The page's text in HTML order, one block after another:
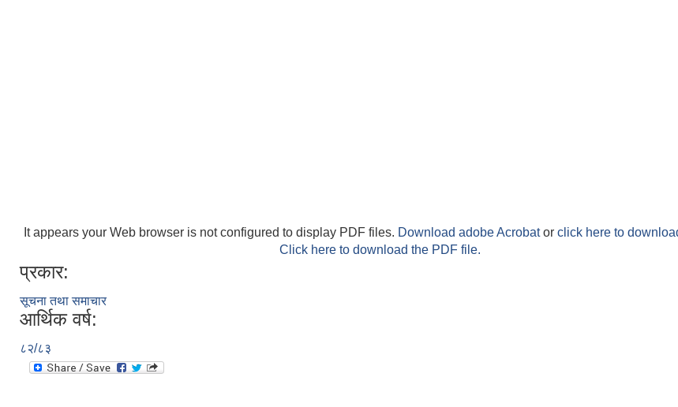
It appears your Web browser is not configured to display PDF files. Download adobe Acrobator click here to
Click here to download the PDF file.
प्रकार:
सूचना तथा समाचार
आर्थिक वर्ष:
८२/८३